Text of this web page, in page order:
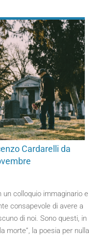
Cardarelli da
colloquio immaginario e
consapevole di avere a
di noi. Sono questi, in
morte”, la poesia per nulla